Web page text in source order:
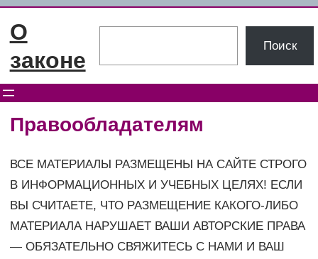
Перейти
О
законе
Поиск
Правообладателям
ВСЕ МАТЕРИАЛЫ РАЗМЕЩЕНЫ НА САЙТЕ СТРОГО
В ИНФОРМАЦИОННЫХ И УЧЕБНЫХ ЦЕЛЯХ! ЕСЛИ
ВЫ СЧИТАЕТЕ, ЧТО РАЗМЕЩЕНИЕ КАКОГО-ЛИБО
МАТЕРИАЛА НАРУШАЕТ ВАШИ АВТОРСКИЕ ПРАВА
— ОБЯЗАТЕЛЬНО СВЯЖИТЕСЬ С НАМИ И ВАШ